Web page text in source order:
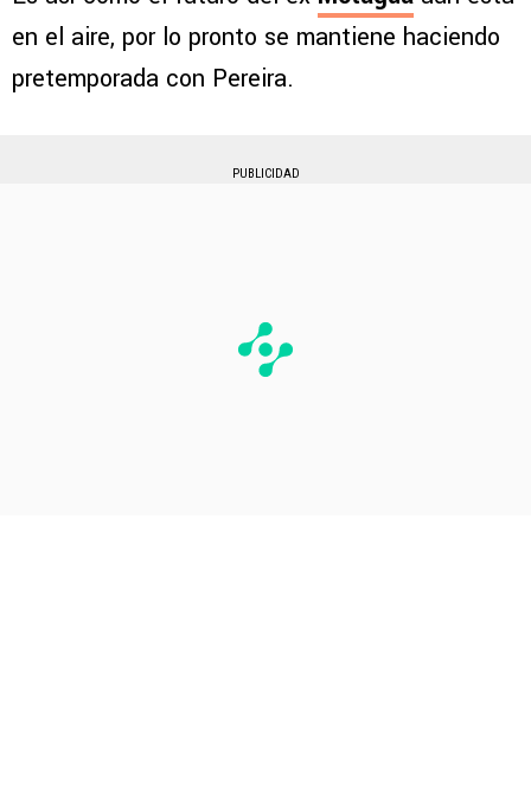
en el aire, por lo pronto se mantiene haciendo
pretemporada con Pereira.
PUBLICIDAD